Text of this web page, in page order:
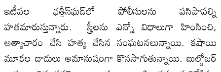
ఇటీవల ఛత్తీస్‌ఘడ్‌లో పోలీసులను పసిపాపల్ని
హతమారుస్తున్నారు. స్త్రీలను ఎన్నో విధాలుగా హింసించి,
అత్యాచారం చేసి హత్య చేసిన సంఘటనలున్నాయి. కషాయి
మూకల దాడులు అమానుషంగా కొనసాగుతున్నాయి. బుల్డోజర్‌